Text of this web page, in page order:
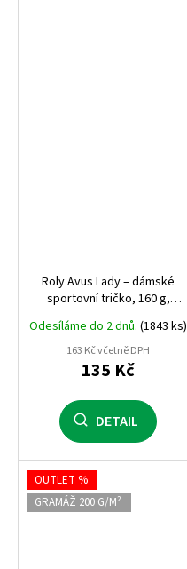
Roly Avus Lady – dámské
sportovní tričko, 160 g,
přiléhavý střih, raglánový
rukáv
Odesíláme do 2 dnů. (1843 ks)
163 Kč včetně DPH
135 Kč
DETAIL
OUTLET %
GRAMÁŽ 200 G/M²